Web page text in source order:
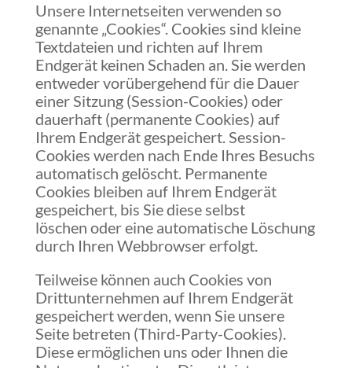
Unsere Internetseiten verwenden so
genannte „Cookies“. Cookies sind kleine
Textdateien und richten auf Ihrem
Endgerät keinen Schaden an. Sie werden
entweder vorübergehend für die Dauer
einer Sitzung (Session-Cookies) oder
dauerhaft (permanente Cookies) auf
Ihrem Endgerät gespeichert. Session-
Cookies werden nach Ende Ihres Besuchs
automatisch gelöscht. Permanente
Cookies bleiben auf Ihrem Endgerät
gespeichert, bis Sie diese selbst
löschen oder eine automatische Löschung
durch Ihren Webbrowser erfolgt.
Teilweise können auch Cookies von
Drittunternehmen auf Ihrem Endgerät
gespeichert werden, wenn Sie unsere
Seite betreten (Third-Party-Cookies).
Diese ermöglichen uns oder Ihnen die